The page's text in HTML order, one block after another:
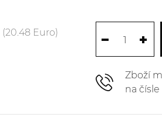
(20.48 Euro)
Zboží
na čísle